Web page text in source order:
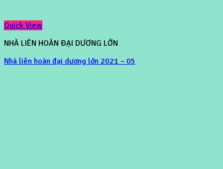
Quick View
NHÀ LIÊN HOÀN ĐẠI DƯƠNG LỚN
Nhà liên hoàn đại dương lớn 2021 – 05